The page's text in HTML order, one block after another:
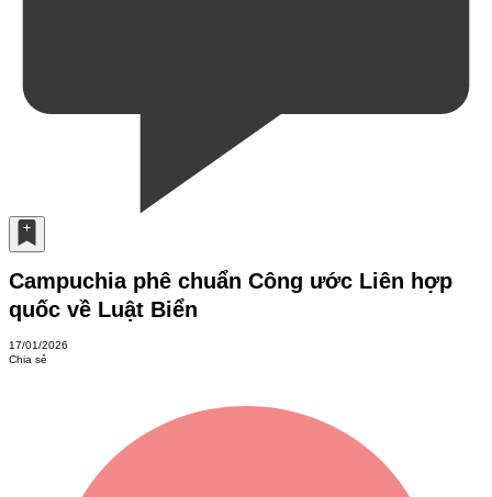
Campuchia phê chuẩn Công ước Liên hợp
quốc về Luật Biển
17/01/2026
Chia sẻ